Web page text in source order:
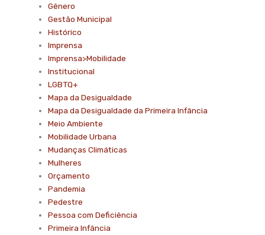
Gênero
Gestão Municipal
Histórico
Imprensa
Imprensa>Mobilidade
Institucional
LGBTQ+
Mapa da Desigualdade
Mapa da Desigualdade da Primeira Infância
Meio Ambiente
Mobilidade Urbana
Mudanças Climáticas
Mulheres
Orçamento
Pandemia
Pedestre
Pessoa com Deficiência
Primeira Infância